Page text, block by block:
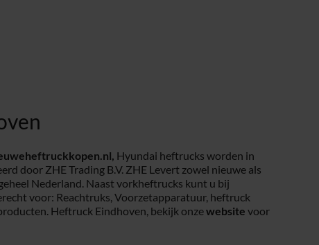
Hyundai heftrucks worden in
door ZHE Trading B.V. ZHE Levert zowel nieuwe als
Nederland. Naast vorkheftrucks kunt u bij
voor: Reachtruks, Voorzetapparatuur, heftruck
Heftruck Eindhoven, bekijk onzewebsite voor